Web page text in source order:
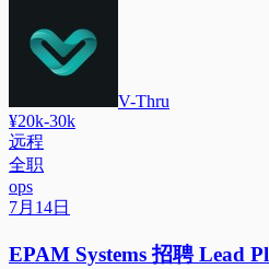
V-Thru
¥20k-30k
远程
全职
ops
7月14日
EPAM Systems 招聘 Lead